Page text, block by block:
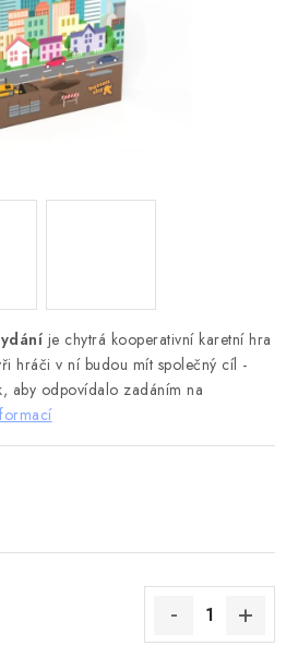
STŘEDNÍ ŠKOLY A
údajů
🎉
Zákaznická podpora
je chytrá kooperativní karetní hra
hráči v ní budou mít společný cíl -
aby odpovídalo zadáním na